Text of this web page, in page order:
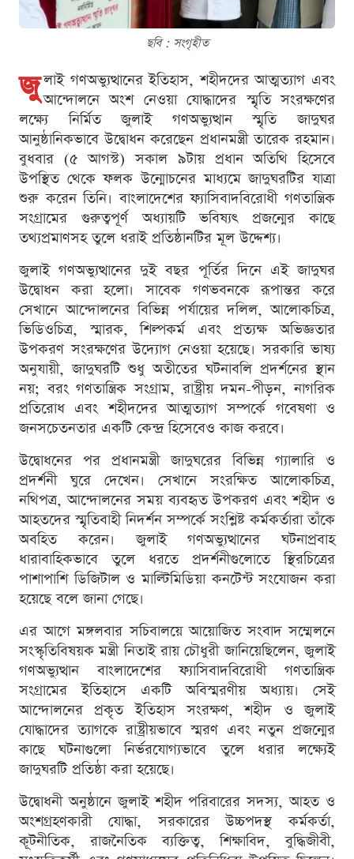
ছবি : সংগৃহীত
জু লাই গণঅভ্যুত্থানের ইতিহাস, শহীদদের আত্মত্যাগ এবং
আন্দোলনে অংশ নেওয়া যোদ্ধাদের স্মৃতি সংরক্ষণের
লক্ষ্যে নির্মিত জুলাই গণঅভ্যুত্থান স্মৃতি জাদুঘর
আনুষ্ঠানিকভাবে উদ্বোধন করেছেন প্রধানমন্ত্রী তারেক রহমান।
বুধবার (৫ আগস্ট) সকাল ৯টায় প্রধান অতিথি হিসেবে
উপস্থিত থেকে ফলক উন্মোচনের মাধ্যমে জাদুঘরটির যাত্রা
শুরু করেন তিনি। বাংলাদেশের ফ্যাসিবাদবিরোধী গণতান্ত্রিক
সংগ্রামের গুরুত্বপূর্ণ অধ্যায়টি ভবিষ্যৎ প্রজন্মের কাছে
তথ্যপ্রমাণসহ তুলে ধরাই প্রতিষ্ঠানটির মূল উদ্দেশ্য।
জুলাই গণঅভ্যুত্থানের দুই বছর পূর্তির দিনে এই জাদুঘর
উদ্বোধন করা হলো। সাবেক গণভবনকে রূপান্তর করে
সেখানে আন্দোলনের বিভিন্ন পর্যায়ের দলিল, আলোকচিত্র,
ভিডিওচিত্র, স্মারক, শিল্পকর্ম এবং প্রত্যক্ষ অভিজ্ঞতার
উপকরণ সংরক্ষণের উদ্যোগ নেওয়া হয়েছে। সরকারি ভাষ্য
অনুযায়ী, জাদুঘরটি শুধু অতীতের ঘটনাবলি প্রদর্শনের স্থান
নয়; বরং গণতান্ত্রিক সংগ্রাম, রাষ্ট্রীয় দমন-পীড়ন, নাগরিক
প্রতিরোধ এবং শহীদদের আত্মত্যাগ সম্পর্কে গবেষণা ও
জনসচেতনতার একটি কেন্দ্র হিসেবেও কাজ করবে।
উদ্বোধনের পর প্রধানমন্ত্রী জাদুঘরের বিভিন্ন গ্যালারি ও
প্রদর্শনী ঘুরে দেখেন। সেখানে সংরক্ষিত আলোকচিত্র,
নথিপত্র, আন্দোলনের সময় ব্যবহৃত উপকরণ এবং শহীদ ও
আহতদের স্মৃতিবাহী নিদর্শন সম্পর্কে সংশ্লিষ্ট কর্মকর্তারা তাঁকে
অবহিত করেন। জুলাই গণঅভ্যুত্থানের ঘটনাপ্রবাহ
ধারাবাহিকভাবে তুলে ধরতে প্রদর্শনীগুলোতে স্থিরচিত্রের
পাশাপাশি ডিজিটাল ও মাল্টিমিডিয়া কনটেন্ট সংযোজন করা
হয়েছে বলে জানা গেছে।
এর আগে মঙ্গলবার সচিবালয়ে আয়োজিত সংবাদ সম্মেলনে
সংস্কৃতিবিষয়ক মন্ত্রী নিতাই রায় চৌধুরী জানিয়েছিলেন, জুলাই
গণঅভ্যুত্থান বাংলাদেশের ফ্যাসিবাদবিরোধী গণতান্ত্রিক
সংগ্রামের ইতিহাসে একটি অবিস্মরণীয় অধ্যায়। সেই
আন্দোলনের প্রকৃত ইতিহাস সংরক্ষণ, শহীদ ও জুলাই
যোদ্ধাদের ত্যাগকে রাষ্ট্রীয়ভাবে স্মরণ এবং নতুন প্রজন্মের
কাছে ঘটনাগুলো নির্ভরযোগ্যভাবে তুলে ধরার লক্ষ্যেই
জাদুঘরটি প্রতিষ্ঠা করা হয়েছে।
উদ্বোধনী অনুষ্ঠানে জুলাই শহীদ পরিবারের সদস্য, আহত ও
অংশগ্রহণকারী যোদ্ধা, সরকারের উচ্চপদস্থ কর্মকর্তা,
কূটনীতিক, রাজনৈতিক ব্যক্তিত্ব, শিক্ষাবিদ, বুদ্ধিজীবী,